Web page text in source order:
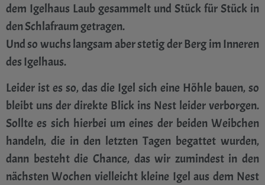
dem Igelhaus Laub gesammelt und Stück für Stück in
den Schlafraum getragen.
Und so wuchs langsam aber stetig der Berg im Inneren
des Igelhaus.
Leider ist es so, das die Igel sich eine Höhle bauen, so
bleibt uns der direkte Blick ins Nest leider verborgen.
Sollte es sich hierbei um eines der beiden Weibchen
handeln, die in den letzten Tagen begattet wurden,
dann besteht die Chance, das wir zumindest in den
nächsten Wochen vielleicht kleine Igel aus dem Nest